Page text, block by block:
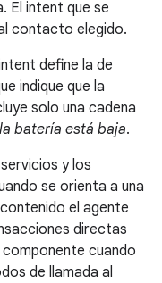
El intent que se
contacto elegido.
define la de
indique que la
solo una cadena
la batería está baja.
y los
se orienta a una
el agente
directas
cuando
de llamada al